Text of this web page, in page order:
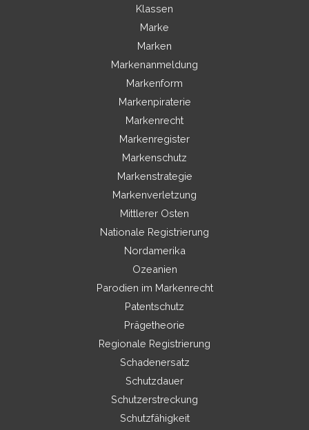
Klassen
Marke
Marken
Markenanmeldung
Markenform
Markenpiraterie
Markenrecht
Markenregister
Markenschutz
Markenstrategie
Markenverletzung
Mittlerer Osten
Nationale Registrierung
Nordamerika
Ozeanien
Parodien im Markenrecht
Patentschutz
Prägetheorie
Regionale Registrierung
Schadenersatz
Schutzdauer
Schutzerstreckung
Schutzfähigkeit